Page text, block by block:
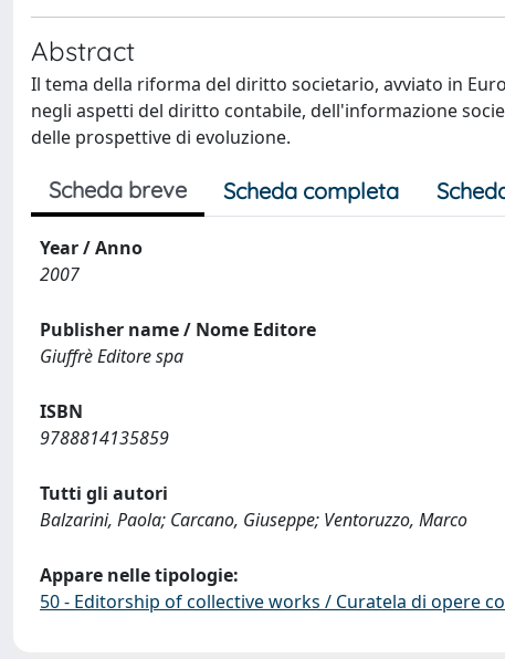
Abstract
Il tema della riforma del diritto societario, avviato in
negli aspetti del diritto contabile, dell'informazione
delle prospettive di evoluzione.
Scheda breve Scheda completa
Year / Anno
2007
Publisher name / Nome Editore
Giuffrè Editore spa
ISBN
9788814135859
Tutti gli autori
Balzarini, Paola; Carcano, Giuseppe; Ventoruzzo, Marco
Appare nelle tipologie:
50 - Editorship of collective works / Curatela di opere